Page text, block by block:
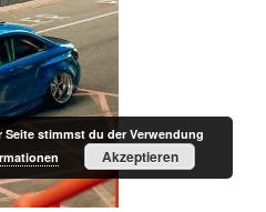
stimmst du der Verwendung
Akzeptieren